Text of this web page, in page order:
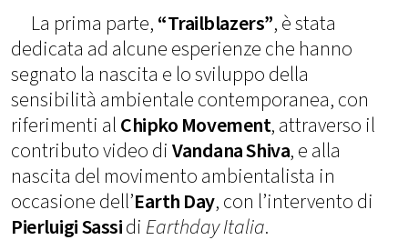
La prima parte,“Trailblazers”, è stata
dedicata ad alcune esperienze che hanno
segnato la nascita e lo sviluppo della
sensibilità ambientale contemporanea, con
riferimenti alChipko Movement, attraverso il
contributo video diVandana Shiva, e alla
nascita del movimento ambientalista in
occasione dell’Earth Day, con l’intervento di
Pierluigi Sassidi Earthday Italia.